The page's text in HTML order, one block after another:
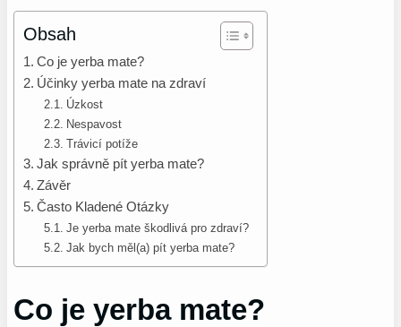
Obsah
Co je yerba mate?
Účinky yerba mate na zdraví
Úzkost
Nespavost
Trávicí potíže
Jak správně pít yerba mate?
Závěr
Často Kladené Otázky
Je yerba mate škodlivá pro zdraví?
Jak bych měl(a) pít yerba mate?
Co je yerba mate?